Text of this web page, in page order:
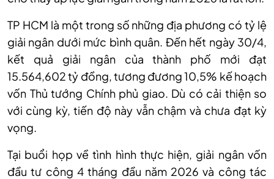
TP HCM là một trong số những địa phương có tỷ lệ
giải ngân dưới mức bình quân. Đến hết ngày 30/4,
kết quả giải ngân của thành phố mới đạt
15.564,602 tỷ đồng, tương đương 10,5% kế hoạch
vốn Thủ tướng Chính phủ giao. Dù có cải thiện so
với cùng kỳ, tiến độ này vẫn chậm và chưa đạt kỳ
vọng.
Tại buổi họp về tình hình thực hiện, giải ngân vốn
đầu tư công 4 tháng đầu năm 2026 và công tác